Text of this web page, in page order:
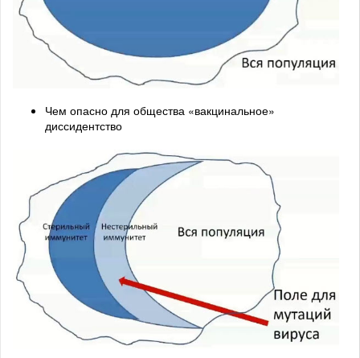
Чем опасно для общества «вакцинальное»
диссидентство